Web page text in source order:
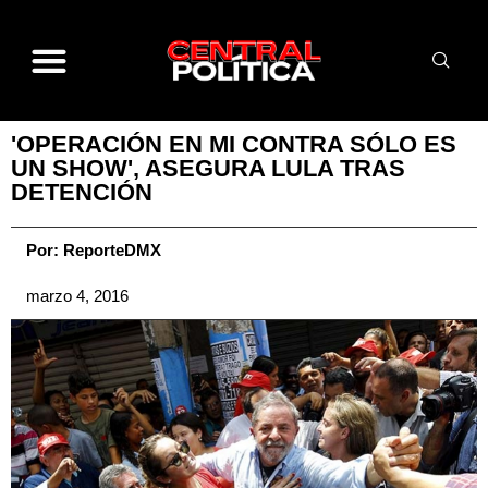
'OPERACIÓN EN MI CONTRA SÓLO ES
UN SHOW', ASEGURA LULA TRAS
DETENCIÓN
Por: ReporteDMX
marzo 4, 2016